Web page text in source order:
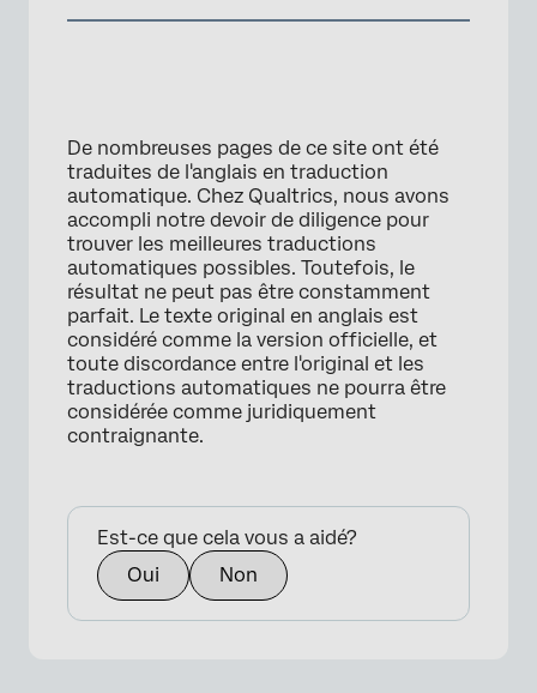
De nombreuses pages de ce site ont été
traduites de l'anglais en traduction
automatique. Chez Qualtrics, nous avons
accompli notre devoir de diligence pour
trouver les meilleures traductions
automatiques possibles. Toutefois, le
résultat ne peut pas être constamment
parfait. Le texte original en anglais est
considéré comme la version officielle, et
toute discordance entre l'original et les
traductions automatiques ne pourra être
considérée comme juridiquement
contraignante.
Est-ce que cela vous a aidé?
Oui
Non